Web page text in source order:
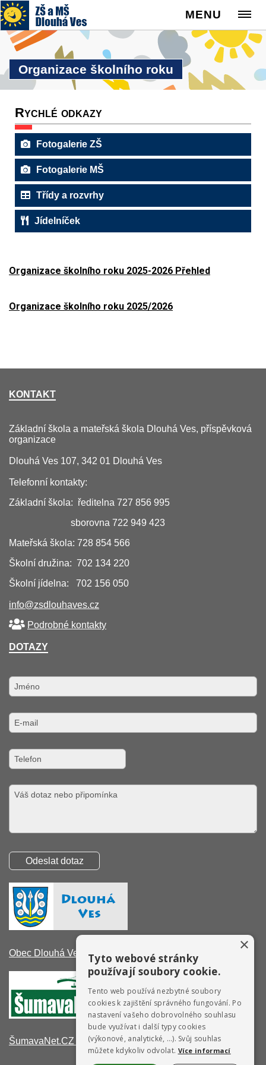
MENU
Organizace školního roku
Rychlé odkazy
Fotogalerie ZŠ
Fotogalerie MŠ
Třídy a rozvrhy
Jídelníček
Organizace školního roku 2025-2026 Přehled
Organizace školního roku 2025/2026
KONTAKT
Základní škola a mateřská škola Dlouhá Ves, příspěvková
organizace
Dlouhá Ves 107, 342 01 Dlouhá Ves
Telefonní kontakty:
Základní škola: ředitelna 727 856 995
sborovna 722 949 423
Mateřská škola: 728 854 566
Školní družina: 702 134 220
Školní jídelna: 702 156 050
info@zsdlouhaves.cz
Podrobné kontakty
DOTAZY
Obec Dlouhá Ves
ŠumavaNet.CZ - informace o regionu
×
Tyto webové stránky
používají soubory cookie.
Tento web používá nezbytné soubory
cookies k zajištění správného fungování. Po
nastavení vašeho dobrovolného souhlasu
bude využívat i další typy cookies
(výkonové, analytické, …). Svůj souhlas
můžete kdykoliv odvolat. Více informací